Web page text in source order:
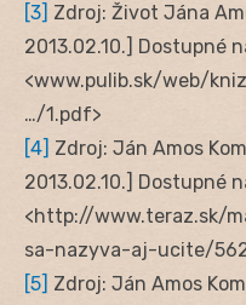
[3] Zdroj: Život Jána
2013.02.10.] Dostupné
<www.pulib.sk/web/
…/1.pdf‎>
[4] Zdroj: Ján Amos
2013.02.10.] Dostupné
<http://www.teraz.sk/
sa-nazyva-aj-ucite/
[5] Zdroj: Ján Amos